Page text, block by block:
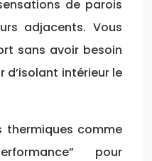
de parois
adjacents. Vous
sans avoir besoin
d’isolant intérieur le
thermiques comme
pour